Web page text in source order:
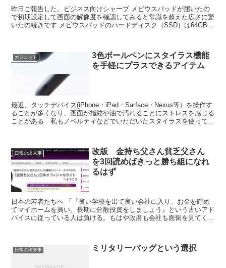
昨日ご報告した。ビジネス向けシャープ メビウスパッドが届いたの
で初期設定して画面の解像度を確認してみると常識を超えた広さに驚
いたの続きです メビウスパッドのハードディスク（SSD）は64GBと
ガジェット
3色ボールペンにスタイラス機能
を手軽にプラスできるアイテム
最近、タッチデバイス(iPhone・iPad・Sarface・Nexus等）を操作す
ることが多くなり、画面が指紋や油で汚れることにストレスを感じる
ことがある 私もノベルティなどでいただいたスタイラスを使ってい
日常の出来事
改版 金持ち父さん貧乏父さん
を3回読めばきっと勝ち組になれ
るはず
日本の若者たちへ 「『良い学校を出て良い会社に入り、お金を貯め
てマイホームを買い、長期に分散投資をしましょう』という古いアド
バイスに従っている人は負ける。もはや政府も会社も面倒を見てくれ
日常の出来事 ミリタリーバッグという選択